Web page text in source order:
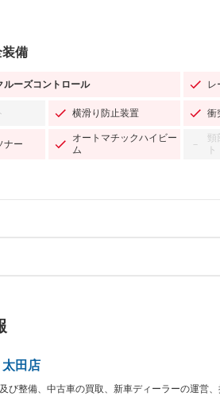
備
ルーズコントロール レ
横滑り防止装置 衝
ナー
オートマチックハイビー
ム
－
頸
ト
席/助手席/サイド
トコントロール
またはCDチェンジャー／ミュージック
ォッシャ
プ － HID(キセノンライト) －
田店
び整備、中古車の買取、新車ディーラーの運営